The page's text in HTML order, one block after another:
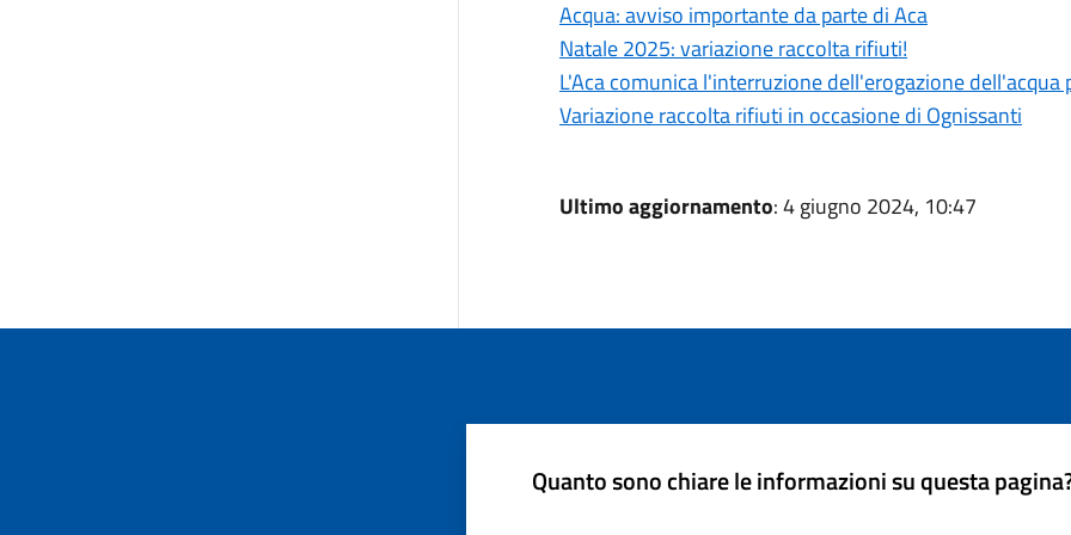
Acqua: avviso importante da parte di Aca
Natale 2025: variazione raccolta rifiuti!
L'Aca comunica l'interruzione dell'erogazione
Variazione raccolta rifiuti in occasione di Ognissanti
Ultimo aggiornamento: 4 giugno 2024, 10:47
Quanto sono chiare le informazioni su questa